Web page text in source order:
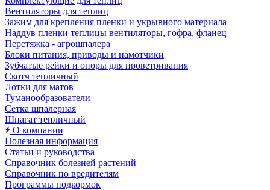
Вентиляторы для теплиц
Зажим для крепления пленки и укрывного материала
Наддув пленки теплицы вентиляторы, гофра, фланец
Перетяжка - агрошпалера
Блоки питания, приводы и намотчики
Зубчатые рейки и опоры для проветривания
Скотч тепличный
Лотки для матов
Туманообразователи
Сетка шпалерная
Шпагат тепличный
О компании
Полезная информация
Статьи и руководства
Справочник болезней растений
Справочник по вредителям
Программы подкормок